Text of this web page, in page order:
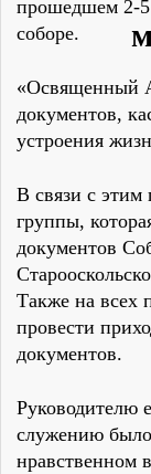
прошедшем 2-5
соборе.
«Освященный
документов,
устроения
В связи с этим
группы,
документов
Также на всех
провести
документов.
Руководителю
служению было
нравственном